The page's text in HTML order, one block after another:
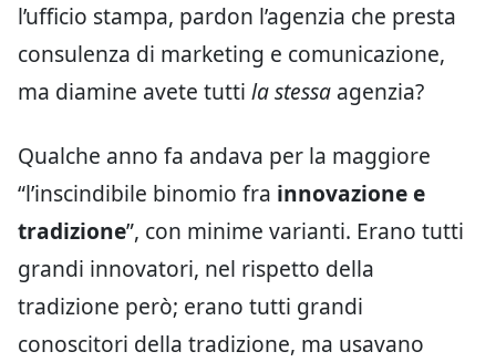
l’ufficio stampa, pardon l’agenzia che presta
consulenza di marketing e comunicazione,
ma diamine avete tutti la stessa agenzia?
Qualche anno fa andava per la maggiore
“l’inscindibile binomio fra innovazione e
tradizione”, con minime varianti. Erano tutti
grandi innovatori, nel rispetto della
tradizione però; erano tutti grandi
conoscitori della tradizione, ma usavano